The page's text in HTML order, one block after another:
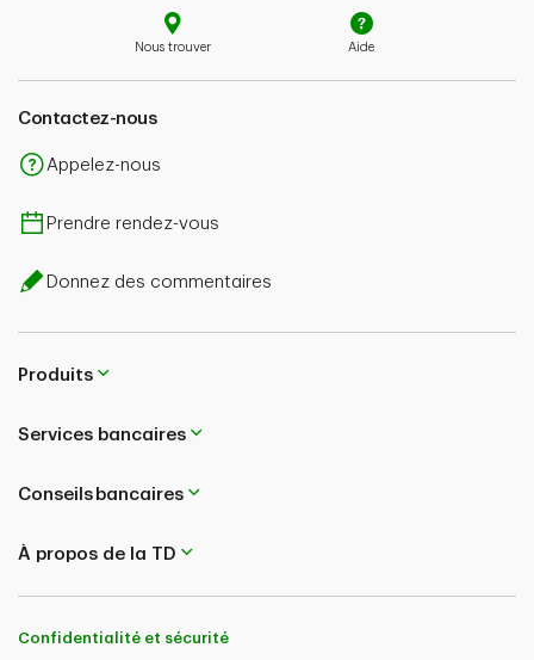
Nous trouver Aide
Contactez-nous
Appelez-nous
Prendre rendez-vous
Donnez des commentaires
Produits
Services bancaires
Conseils bancaires
À propos de la TD
Confidentialité et sécurité